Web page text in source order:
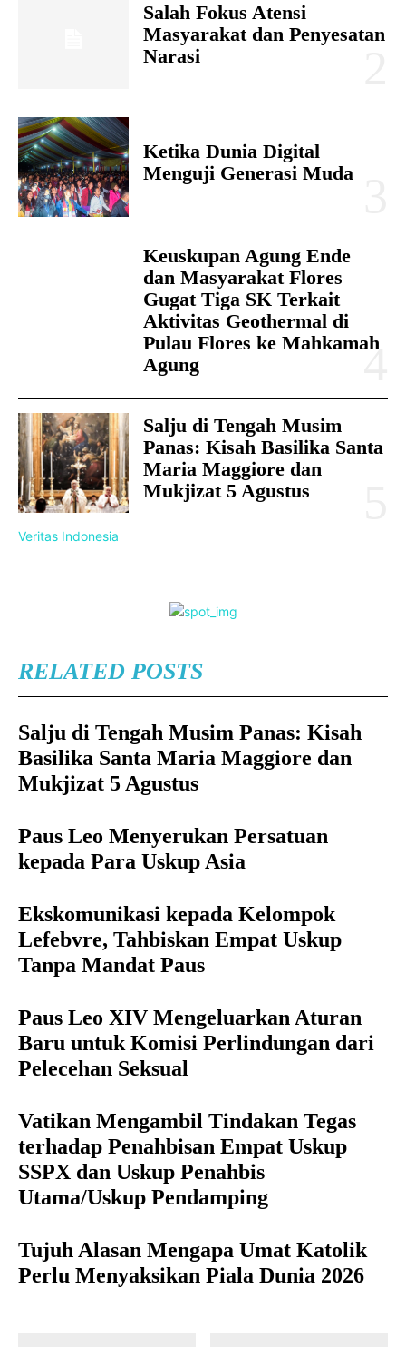
Salah Fokus Atensi
Masyarakat dan Penyesatan
Narasi
Ketika Dunia Digital
Menguji Generasi Muda
Keuskupan Agung Ende
dan Masyarakat Flores
Gugat Tiga SK Terkait
Aktivitas Geothermal di
Pulau Flores ke Mahkamah
Agung
Salju di Tengah Musim
Panas: Kisah Basilika Santa
Maria Maggiore dan
Mukjizat 5 Agustus
Veritas Indonesia
RELATED POSTS
Salju di Tengah Musim Panas: Kisah
Basilika Santa Maria Maggiore dan
Mukjizat 5 Agustus
Paus Leo Menyerukan Persatuan
kepada Para Uskup Asia
Ekskomunikasi kepada Kelompok
Lefebvre, Tahbiskan Empat Uskup
Tanpa Mandat Paus
Paus Leo XIV Mengeluarkan Aturan
Baru untuk Komisi Perlindungan dari
Pelecehan Seksual
Vatikan Mengambil Tindakan Tegas
terhadap Penahbisan Empat Uskup
SSPX dan Uskup Penahbis
Utama/Uskup Pendamping
Tujuh Alasan Mengapa Umat Katolik
Perlu Menyaksikan Piala Dunia 2026